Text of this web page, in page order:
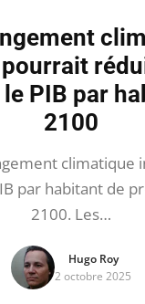
PIB par
2100
par habitant de
2100. Les…
Hugo Roy
2 octobre 2025